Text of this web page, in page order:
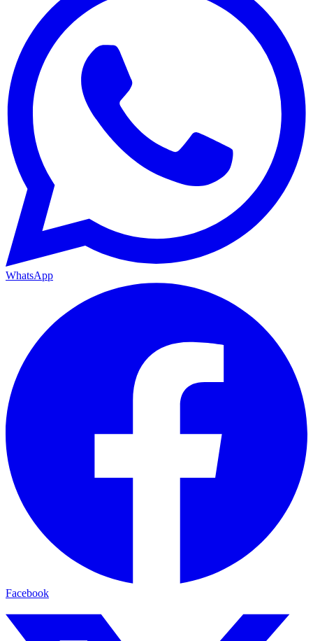
WhatsApp
Facebook